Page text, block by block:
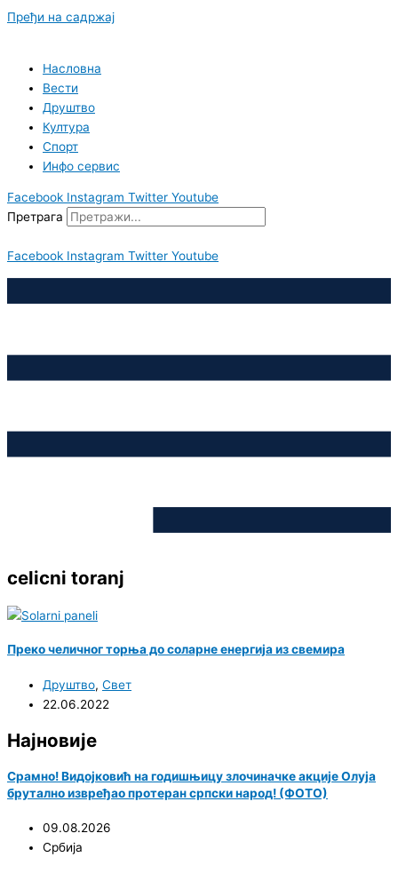
Пређи на садржај
Насловна
Вести
Друштво
Култура
Спорт
Инфо сервис
Facebook Instagram Twitter Youtube
Претрага
Facebook Instagram Twitter Youtube
celicni toranj
Преко челичног торња до соларне енергија из свемира
Друштво, Свет
22.06.2022
Најновије
Срамно! Видојковић на годишњицу злочиначке акције Олуја
брутално извређао протеран српски народ! (ФОТО)
09.08.2026
Србија